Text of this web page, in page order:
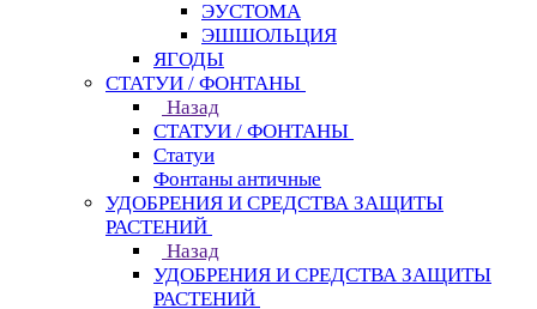
ЭУСТОМА
ЭШШОЛЬЦИЯ
ЯГОДЫ
СТАТУИ / ФОНТАНЫ
Назад
СТАТУИ / ФОНТАНЫ
Статуи
Фонтаны античные
УДОБРЕНИЯ И СРЕДСТВА ЗАЩИТЫ
РАСТЕНИЙ
Назад
УДОБРЕНИЯ И СРЕДСТВА ЗАЩИТЫ
РАСТЕНИЙ